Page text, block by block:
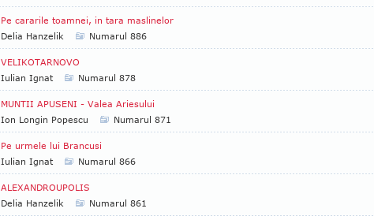
Pe cararile toamnei, in tara maslinelor
Delia Hanzelik
Numarul 886
VELIKOTARNOVO
Iulian Ignat
Numarul 878
MUNTII APUSENI - Valea Ariesului
Ion Longin Popescu
Numarul 871
Pe urmele lui Brancusi
Iulian Ignat
Numarul 866
ALEXANDROUPOLIS
Delia Hanzelik
Numarul 861